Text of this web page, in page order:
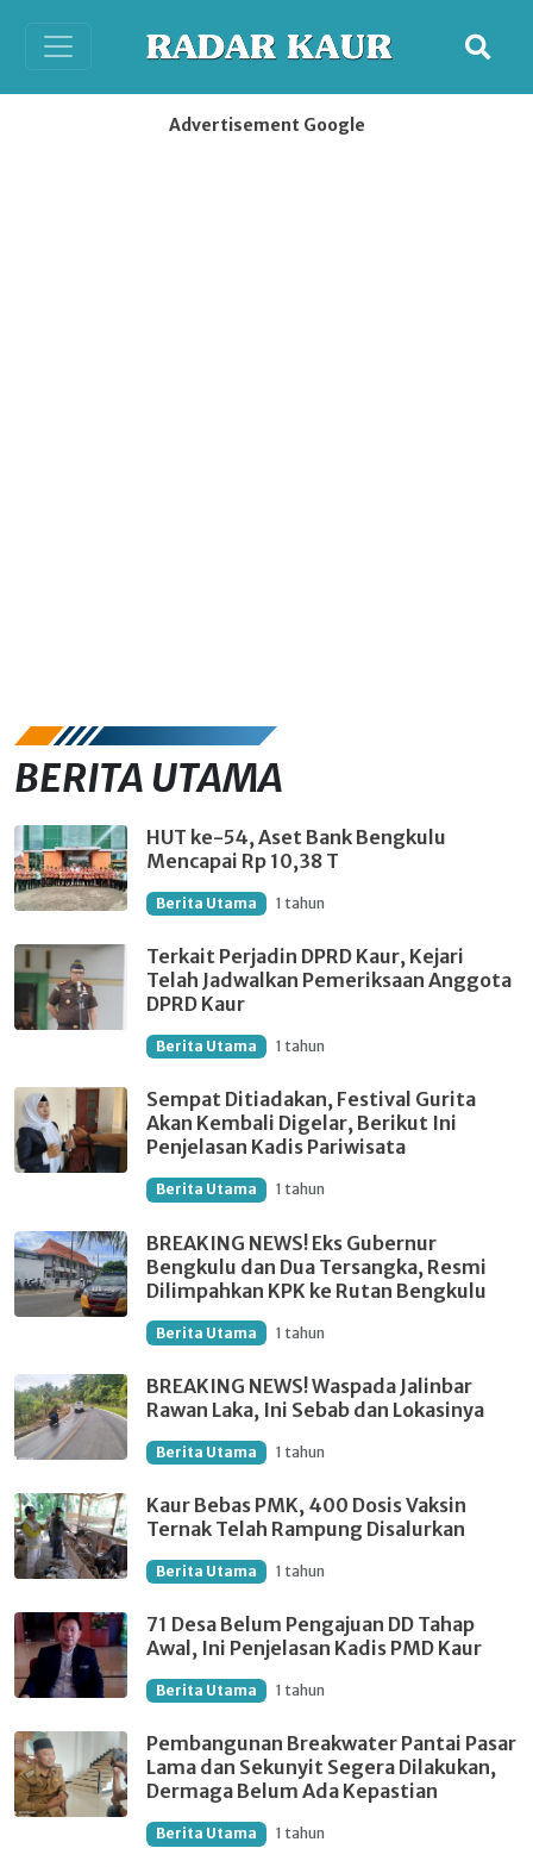
Advertisement Google
BERITA UTAMA
HUT ke-54, Aset Bank Bengkulu
Mencapai Rp 10,38 T
Berita Utama 1 tahun
Terkait Perjadin DPRD Kaur, Kejari
Telah Jadwalkan Pemeriksaan Anggota
DPRD Kaur
Berita Utama 1 tahun
Sempat Ditiadakan, Festival Gurita
Akan Kembali Digelar, Berikut Ini
Penjelasan Kadis Pariwisata
Berita Utama 1 tahun
BREAKING NEWS! Eks Gubernur
Bengkulu dan Dua Tersangka, Resmi
Dilimpahkan KPK ke Rutan Bengkulu
Berita Utama 1 tahun
BREAKING NEWS! Waspada Jalinbar
Rawan Laka, Ini Sebab dan Lokasinya
Berita Utama 1 tahun
Kaur Bebas PMK, 400 Dosis Vaksin
Ternak Telah Rampung Disalurkan
Berita Utama 1 tahun
71 Desa Belum Pengajuan DD Tahap
Awal, Ini Penjelasan Kadis PMD Kaur
Berita Utama 1 tahun
Pembangunan Breakwater Pantai Pasar
Lama dan Sekunyit Segera Dilakukan,
Dermaga Belum Ada Kepastian
Berita Utama 1 tahun